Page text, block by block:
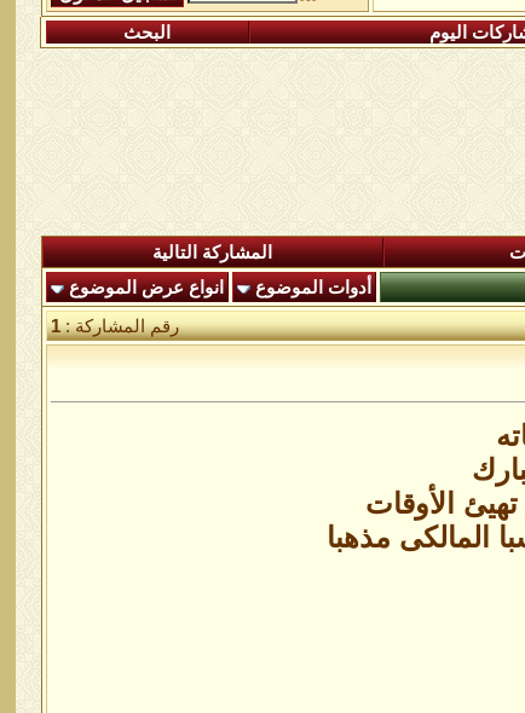
اليوم البحث
المشاركة التالية
أدوات الموضوع
انواع عرض الموضوع
رقم المشاركة :1
الأوقات
المالكى مذهبا